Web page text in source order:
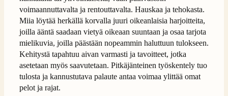
voimaannuttavalta ja rentouttavalta. Hauskaa ja tehokasta.
Miia löytää herkällä korvalla juuri oikeanlaisia harjoitteita,
joilla ääntä saadaan vietyä oikeaan suuntaan ja osaa tarjota
mielikuvia, joilla päästään nopeammin haluttuun tulokseen.
Kehitystä tapahtuu aivan varmasti ja tavoitteet, jotka
asetetaan myös saavutetaan. Pitkäjänteinen työskentely tuo
tulosta ja kannustutava palaute antaa voimaa ylittää omat
pelot ja rajat.